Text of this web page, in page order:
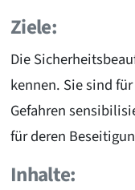
Ziele:
Die
kennen. Sie sind
Gefahren
für deren
Inhalte: